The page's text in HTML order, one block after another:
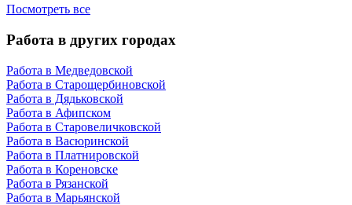
Посмотреть все
Работа в других городах
Работа в Медведовской
Работа в Старощербиновской
Работа в Дядьковской
Работа в Афипском
Работа в Старовеличковской
Работа в Васюринской
Работа в Платнировской
Работа в Кореновске
Работа в Рязанской
Работа в Марьянской